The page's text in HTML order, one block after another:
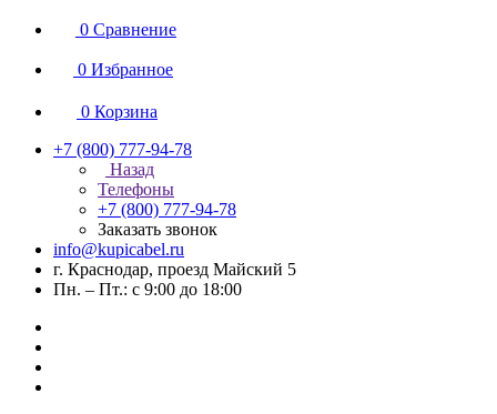
0 Сравнение
0 Избранное
0 Корзина
+7 (800) 777-94-78
Назад
Телефоны
+7 (800) 777-94-78
Заказать звонок
info@kupicabel.ru
г. Краснодар, проезд Майский 5
Пн. – Пт.: с 9:00 до 18:00